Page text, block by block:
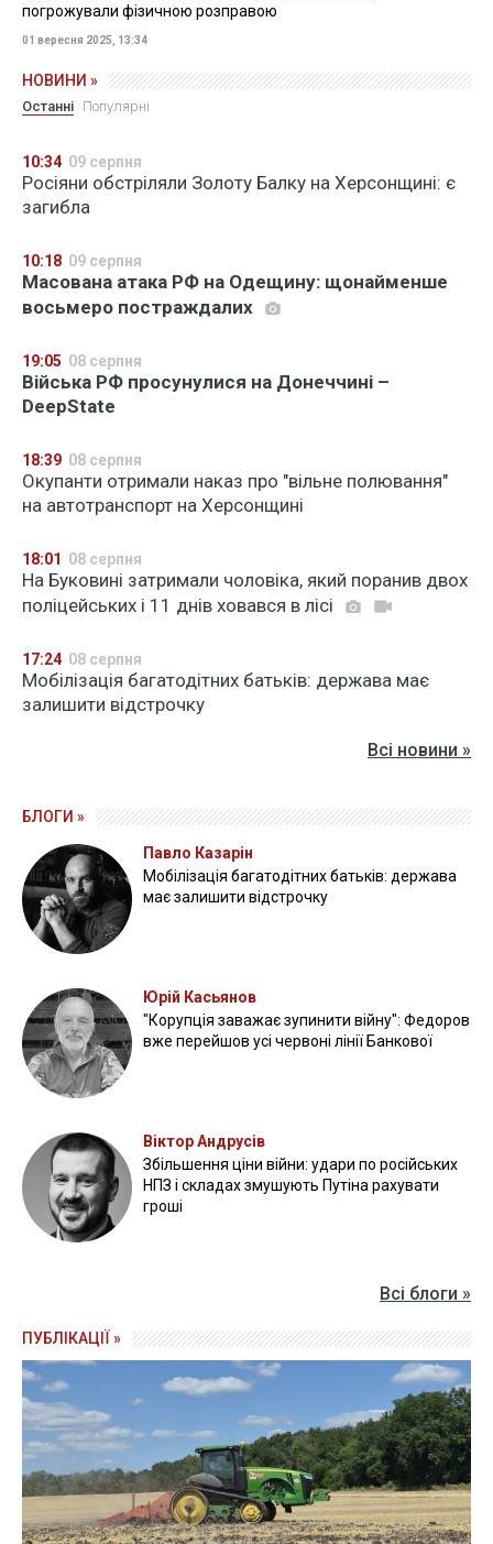
погрожували фізичною розправою
01 вересня 2025, 13:34
НОВИНИ »
Останні Популярні
10:34 09 серпня
Росіяни обстріляли Золоту Балку на Херсонщині: є
загибла
10:18 09 серпня
Масована атака РФ на Одещину: щонайменше
восьмеро постраждалих
19:05 08 серпня
Війська РФ просунулися на Донеччині –
DeepState
18:39 08 серпня
Окупанти отримали наказ про "вільне полювання"
на автотранспорт на Херсонщині
18:01 08 серпня
На Буковині затримали чоловіка, який поранив двох
поліцейських і 11 днів ховався в лісі
17:24 08 серпня
Мобілізація багатодітних батьків: держава має
залишити відстрочку
Всі новини »
БЛОГИ »
Павло Казарін
Мобілізація багатодітних батьків: держава
має залишити відстрочку
Юрій Касьянов
"Корупція заважає зупинити війну": Федоров
вже перейшов усі червоні лінії Банкової
Віктор Андрусів
Збільшення ціни війни: удари по російських
НПЗ і складах змушують Путіна рахувати
гроші
Всі блоги »
ПУБЛІКАЦІЇ »